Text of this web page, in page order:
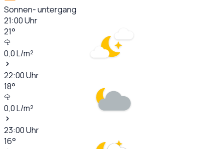
Sonnen- untergang
21:00Uhr
21°
0,0L/m²
22:00Uhr
18°
0,0L/m²
23:00Uhr
16°